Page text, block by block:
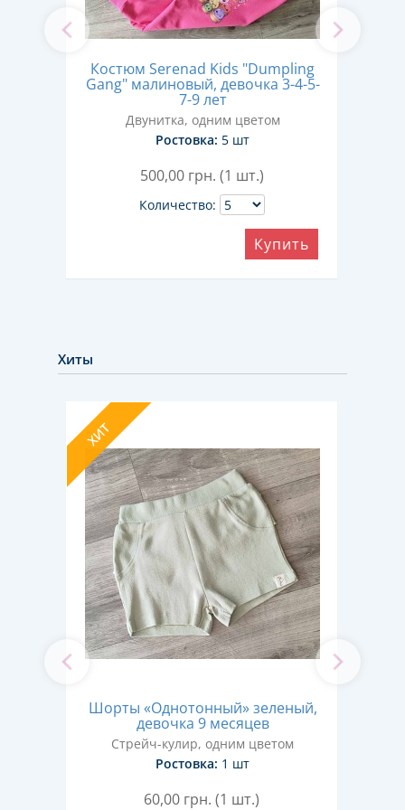
Костюм Serenad Kids "Dumpling
Gang" малиновый, девочка 3-4-5-
7-9 лет
Двунитка, одним цветом
Ростовка: 5 шт
500,00 грн. (1 шт.)
Количество:
Купить
Хиты
ХИТ
Шорты «Однотонный» зеленый,
девочка 9 месяцев
Стрейч-кулир, одним цветом
Ростовка: 1 шт
60,00 грн. (1 шт.)